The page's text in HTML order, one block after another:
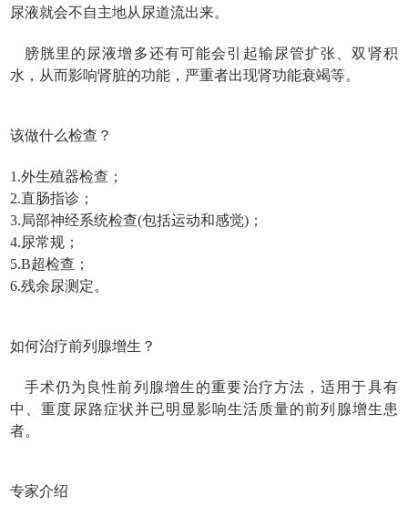
尿液就会不自主地从尿道流出来。
膀胱里的尿液增多还有可能会引起输尿管扩张、双肾积
水，从而影响肾脏的功能，严重者出现肾功能衰竭等。
该做什么检查？
1.外生殖器检查；
2.直肠指诊；
3.局部神经系统检查(包括运动和感觉)；
4.尿常规；
5.B超检查；
6.残余尿测定。
如何治疗前列腺增生？
手术仍为良性前列腺增生的重要治疗方法，适用于具有
中、重度尿路症状并已明显影响生活质量的前列腺增生患
者。
专家介绍